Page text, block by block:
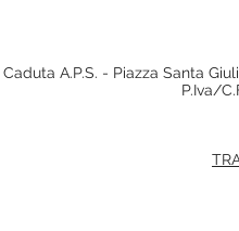
A.P.S. - Piazza Santa
P.Iva/